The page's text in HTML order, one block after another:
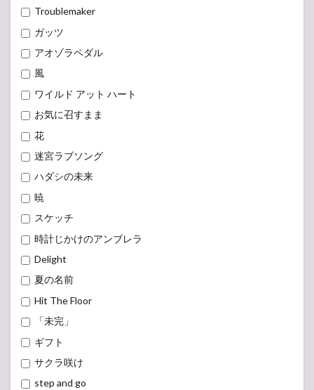
Troublemaker
ガッツ
アオゾラペダル
風
ワイルド アット ハート
お気に召すまま
花
迷宮ラブソング
ハダシの未来
暁
スケッチ
時計じかけのアンブレラ
Delight
夏の名前
Hit The Floor
「未完」
ギフト
サクラ咲け
step and go